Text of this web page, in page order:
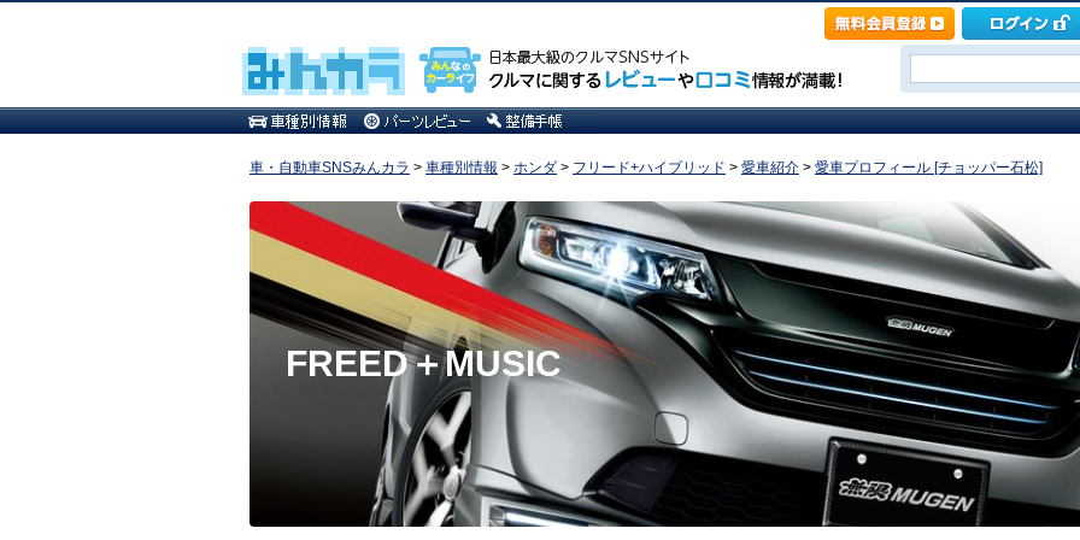
車・自動車SNSみんカラ > 車種別情報 > ホンダ > フリード+ハイブリッド > 愛車紹介 > 愛車プロフィール [チョッパー石松]
FREED＋MUSIC